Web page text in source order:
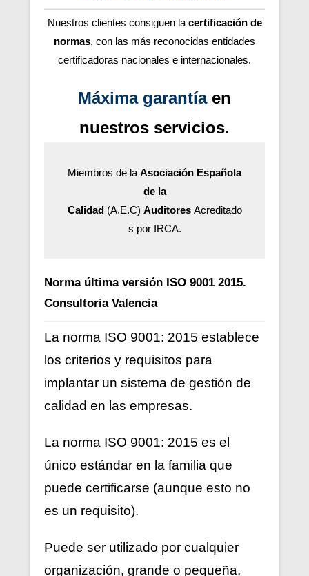
Nuestros clientes consiguen la certificación de
normas, con las más reconocidas entidades
certificadoras nacionales e internacionales.
Máxima garantíaen
nuestros servicios.
Miembros de la Asociación Española
de la
Calidad(A.E.C) AuditoresAcreditado
s por IRCA.
Norma última versión ISO 9001 2015.
Consultoria Valencia
La norma ISO 9001: 2015 establece
los criterios y requisitos para
implantar un sistema de gestión de
calidad en las empresas.
La norma ISO 9001: 2015 es el
único estándar en la familia que
puede certificarse (aunque esto no
es un requisito).
Puede ser utilizado por cualquier
organización, grande o pequeña,